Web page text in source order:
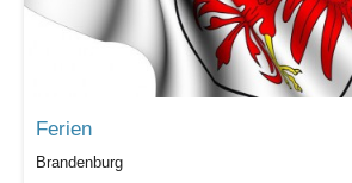
Ferien
Brandenburg